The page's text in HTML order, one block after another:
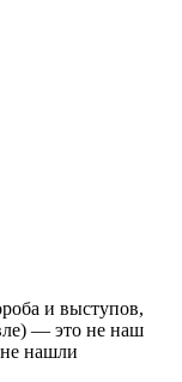
и выступов,
— это не наш
нашли